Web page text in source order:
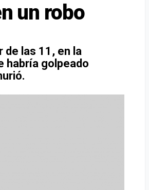
un robo
de las 11, en la
habría golpeado